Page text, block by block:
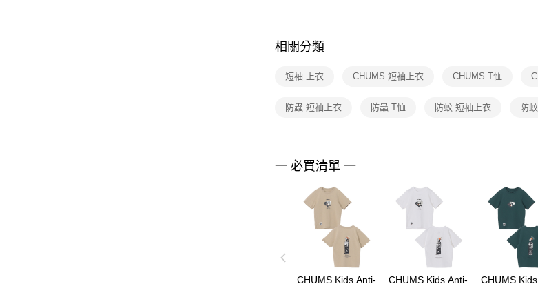
相關分類
短袖 上衣 CHUMS 短袖上衣 CHUMS T恤
防蟲 短袖上衣 防蟲 T恤 防蚊 短袖上衣 防
一 必買清單 一
CHUMS Kids Anti-
CHUMS Kids Anti-
CHUMS